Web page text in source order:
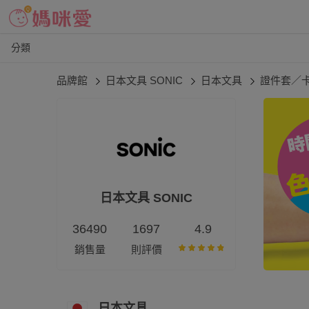
分類
品牌館 日本文具 SONIC 日本文具 證件套／
日本文具 SONIC
36490
銷售量
1697
則評價
4.9